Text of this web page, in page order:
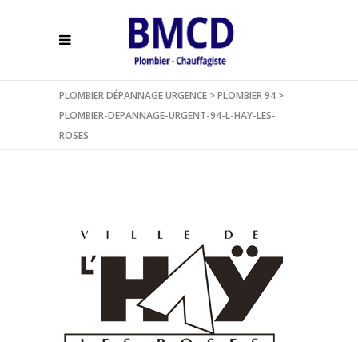
PLOMBIER DÉPANNAGE URGENCE >PLOMBIER 94 >
PLOMBIER-DEPANNAGE-URGENT-94-L-HAY-LES-
ROSES